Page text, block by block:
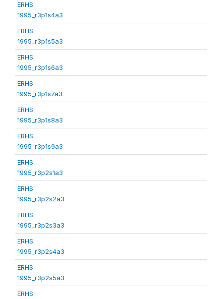
ERHS
1995_r3p1s4a3
ERHS
1995_r3p1s5a3
ERHS
1995_r3p1s6a3
ERHS
1995_r3p1s7a3
ERHS
1995_r3p1s8a3
ERHS
1995_r3p1s9a3
ERHS
1995_r3p2s1a3
ERHS
1995_r3p2s2a3
ERHS
1995_r3p2s3a3
ERHS
1995_r3p2s4a3
ERHS
1995_r3p2s5a3
ERHS